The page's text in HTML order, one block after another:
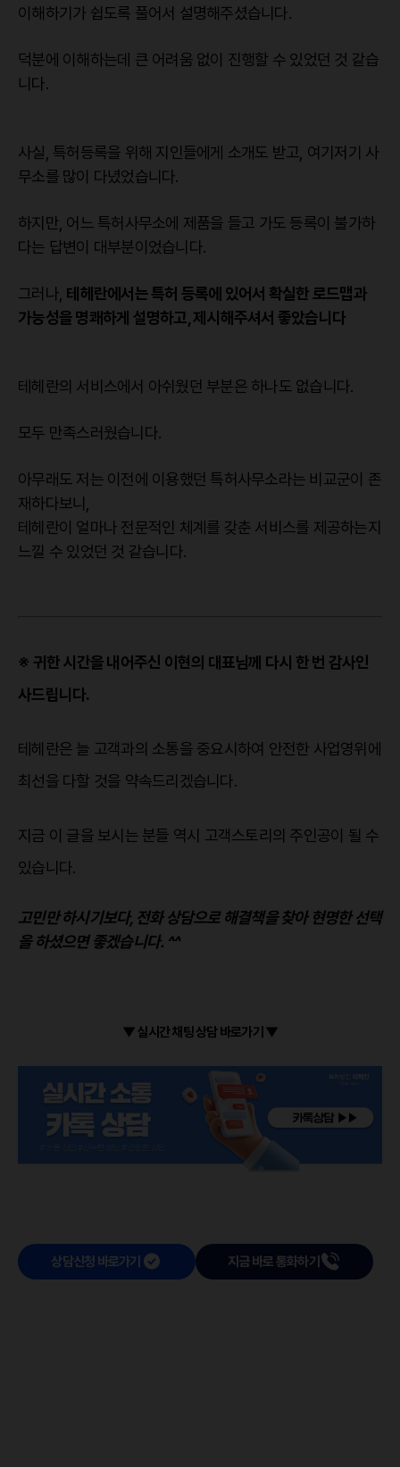
이해하기가 쉽도록 풀어서 설명해주셨습니다.
덕분에 이해하는데 큰 어려움 없이 진행할 수 있었던 것 같습
니다.
사실, 특허등록을 위해 지인들에게 소개도 받고, 여기저기 사
무소를 많이 다녔었습니다.
하지만, 어느 특허사무소에 제품을 들고 가도 등록이 불가하
다는 답변이 대부분이었습니다.
그러나, 테헤란에서는 특허 등록에 있어서 확실한 로드맵과
가능성을 명쾌하게 설명하고, 제시해주셔서 좋았습니다
테헤란의 서비스에서 아쉬웠던 부분은 하나도 없습니다.
모두 만족스러웠습니다.
아무래도 저는 이전에 이용했던 특허사무소라는 비교군이 존
재하다보니,
테헤란이 얼마나 전문적인 체계를 갖춘 서비스를 제공하는지
느낄 수 있었던 것 같습니다.
※ 귀한 시간을 내어주신 이현의 대표님께 다시 한 번 감사인
사드립니다.
테헤란은 늘 고객과의 소통을 중요시하여 안전한 사업영위에
최선을 다할 것을 약속드리겠습니다.
지금 이 글을 보시는 분들 역시 고객스토리의 주인공이 될 수
있습니다.
고민만 하시기보다, 전화 상담으로 해결책을 찾아 현명한 선택
을 하셨으면 좋겠습니다. ^^
▼ 실시간 채팅 상담 바로가기 ▼
상담신청 바로가기 지금 바로 통화하기